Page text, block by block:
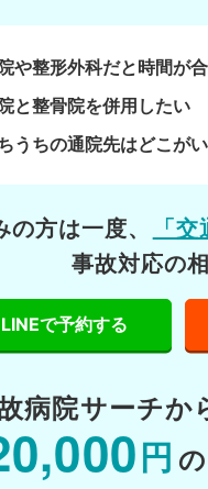
や整形外科だと時間が
と整骨院を併用したい
うちの通院先はどこが
の方は一度、 「
事故対応の
LINEで予約する
病院サーチか
円